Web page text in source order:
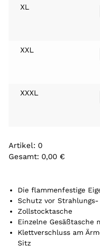
XL
XXL
XXXL
Artikel: 0
Gesamt: 0,00 €
r
t
i
k
e
Die flammenfestige
Schutz vor
Zollstocktasche
Einzelne Gesäßtasche
Klettverschluss am
Sitz